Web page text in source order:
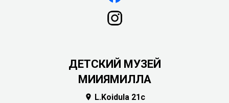
ДЕТСКИЙ МУЗЕЙ
МИИЯМИЛЛА
 L.Koidula 21c